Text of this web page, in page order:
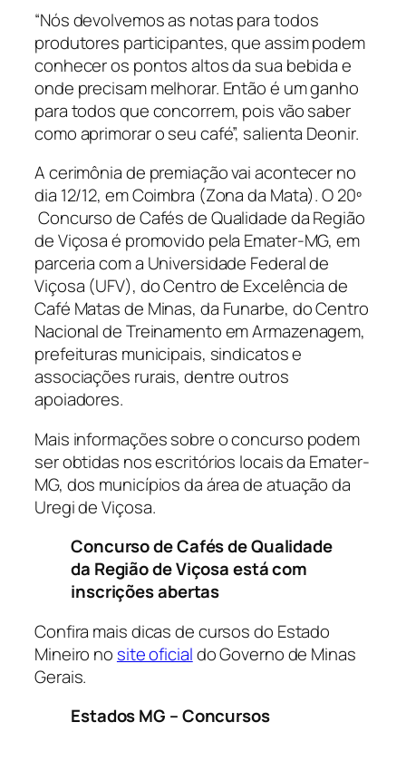
“Nós devolvemos as notas para todos
produtores participantes, que assim podem
conhecer os pontos altos da sua bebida e
onde precisam melhorar. Então é um ganho
para todos que concorrem, pois vão saber
como aprimorar o seu café”, salienta Deonir.
A cerimônia de premiação vai acontecer no
dia 12/12, em Coimbra (Zona da Mata). O 20º
Concurso de Cafés de Qualidade da Região
de Viçosa é promovido pela Emater-MG, em
parceria com a Universidade Federal de
Viçosa (UFV), do Centro de Excelência de
Café Matas de Minas, da Funarbe, do Centro
Nacional de Treinamento em Armazenagem,
prefeituras municipais, sindicatos e
associações rurais, dentre outros
apoiadores.
Mais informações sobre o concurso podem
ser obtidas nos escritórios locais da Emater-
MG, dos municípios da área de atuação da
Uregi de Viçosa.
Concurso de Cafés de Qualidade
da Região de Viçosa está com
inscrições abertas
Confira mais dicas de cursos do Estado
Mineiro no site oficialdo Governo de Minas
Gerais.
Estados MG – Concursos